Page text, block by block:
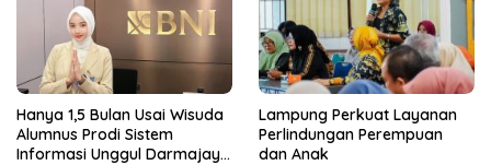
Hanya 1,5 Bulan Usai Wisuda
Alumnus Prodi Sistem
Informasi Unggul Darmajaya
Lampung Perkuat Layanan
Perlindungan Perempuan
dan Anak